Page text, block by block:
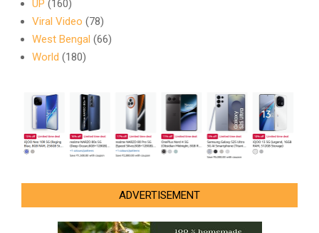
UP (160)
Viral Video (78)
West Bengal (66)
World (180)
ADVERTISEMENT